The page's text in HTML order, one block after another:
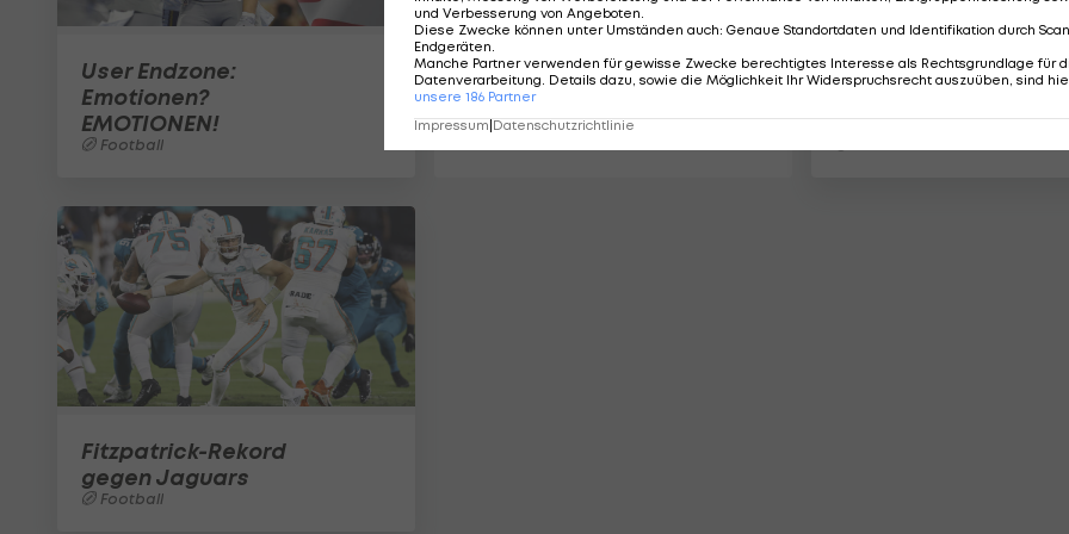
User Endzone:
Emotionen?
EMOTIONEN!
Football
User Endzone:
für die nächsten 15
Jahre
Fitzpatrick-Rekord
gegen Jaguars
Football
und Verbesserung von Angeboten.
Diese Zwecke können unter Umständen auch: Genaue Standortdaten und Identifikation durch
Endgeräten.
Manche Partner verwenden für gewisse Zwecke berechtigtes Interesse als Rechtsgrundlage für
Datenverarbeitung. Details dazu, sowie die Möglichkeit Ihr Widerspruchsrecht auszuüben, sind
unsere 186 Partner
Impressum Datenschutzrichtlinie